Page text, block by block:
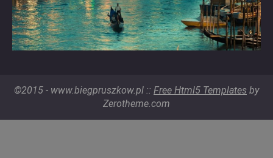
©2015 - www.biegpruszkow.pl :: Free Html5 Templates by
Zerotheme.com